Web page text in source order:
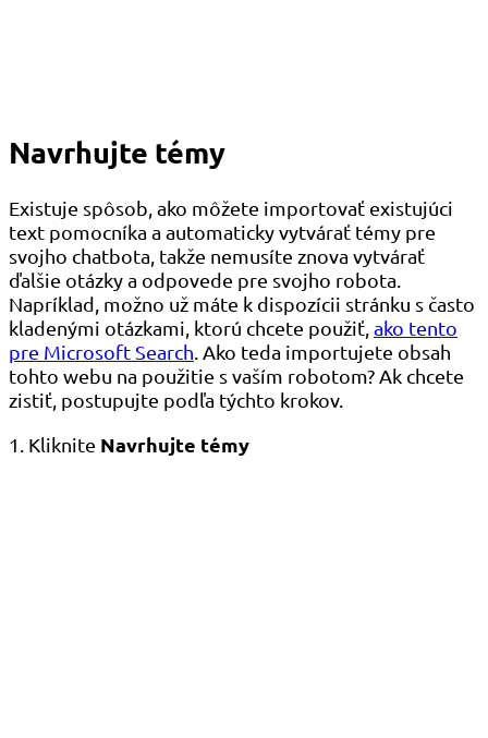
Navrhujte témy
Existuje spôsob, ako môžete importovať existujúci
text pomocníka a automaticky vytvárať témy pre
svojho chatbota, takže nemusíte znova vytvárať
ďalšie otázky a odpovede pre svojho robota.
Napríklad, možno už máte k dispozícii stránku s často
kladenými otázkami, ktorú chcete použiť, ako tento
pre Microsoft Search . Ako teda importujete obsah
tohto webu na použitie s vaším robotom? Ak chcete
zistiť, postupujte podľa týchto krokov.
1. Kliknite Navrhujte témy